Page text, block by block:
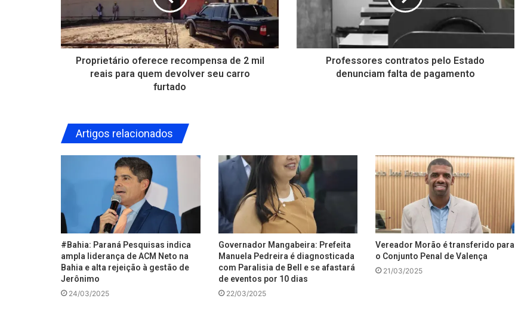
Proprietário oferece recompensa de 2 mil
reais para quem devolver seu carro
furtado
Professores contratos pelo Estado
denunciam falta de pagamento
Artigos relacionados
#Bahia: Paraná Pesquisas indica
ampla liderança de ACM Neto na
Bahia e alta rejeição à gestão de
Jerônimo
24/03/2025
Governador Mangabeira: Prefeita
Manuela Pedreira é diagnosticada
com Paralisia de Bell e se afastará
de eventos por 10 dias
22/03/2025
Vereador Morão é transferido para
o Conjunto Penal de Valença
21/03/2025